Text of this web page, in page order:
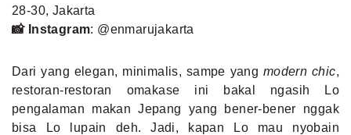
28-30, Jakarta
📸 Instagram: @enmarujakarta
Dari yang elegan, minimalis, sampe yang modern chic,
restoran-restoran omakase ini bakal ngasih Lo
pengalaman makan Jepang yang bener-bener nggak
bisa Lo lupain deh. Jadi, kapan Lo mau nyobain